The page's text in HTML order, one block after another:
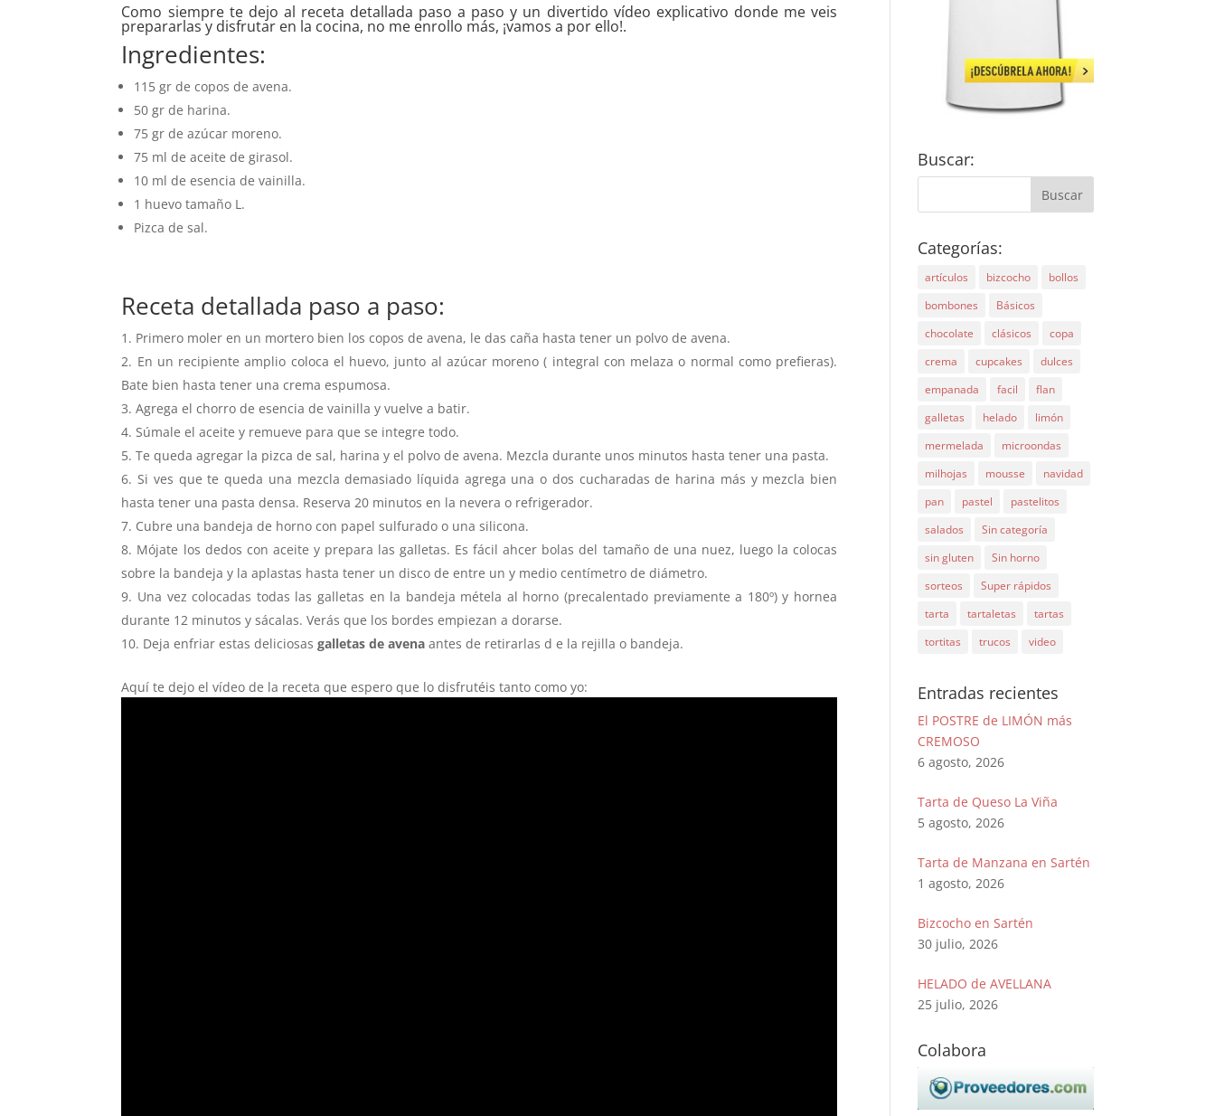
Como siempre te dejo al receta detallada paso a paso y un divertido vídeo explicativo donde me veis
prepararlas y disfrutar en la cocina, no me enrollo más, ¡vamos a por ello!.
Ingredientes:
115 gr de copos de avena.
50 gr de harina.
75 gr de azúcar moreno.
75 ml de aceite de girasol.
10 ml de esencia de vainilla.
1 huevo tamaño L.
Pizca de sal.
Receta detallada paso a paso:
Primero moler en un mortero bien los copos de avena, le das caña hasta tener un polvo de avena.
En un recipiente amplio coloca el huevo, junto al azúcar moreno ( integral con melaza o normal como prefieras).
Bate bien hasta tener una crema espumosa.
Agrega el chorro de esencia de vainilla y vuelve a batir.
Súmale el aceite y remueve para que se integre todo.
Te queda agregar la pizca de sal, harina y el polvo de avena. Mezcla durante unos minutos hasta tener una pasta.
Si ves que te queda una mezcla demasiado líquida agrega una o dos cucharadas de harina más y mezcla bien
hasta tener una pasta densa. Reserva 20 minutos en la nevera o refrigerador.
Cubre una bandeja de horno con papel sulfurado o una silicona.
Mójate los dedos con aceite y prepara las galletas. Es fácil ahcer bolas del tamaño de una nuez, luego la colocas
sobre la bandeja y la aplastas hasta tener un disco de entre un y medio centímetro de diámetro.
Una vez colocadas todas las galletas en la bandeja métela al horno (precalentado previamente a 180º) y hornea
durante 12 minutos y sácalas. Verás que los bordes empiezan a dorarse.
Deja enfriar estas deliciosas galletas de avena antes de retirarlas d e la rejilla o bandeja.
Aquí te dejo el vídeo de la receta que espero que lo disfrutéis tanto como yo:
Buscar:
Categorías:
artículos bizcocho
bollos
bombones
Básicos
chocolate
clásicos
copa
crema
cupcakes
dulces
empanada
facil
flan
galletas
helado
limón
mermelada
microondas
milhojas
mousse
navidad
pan
pastel
pastelitos
salados
Sin categoría
sin gluten
Sin horno
sorteos
Super rápidos
tarta
tartaletas
tartas
tortitas
trucos video
Entradas recientes
El POSTRE de LIMÓN más
CREMOSO
6 agosto, 2026
Tarta de Queso La Viña
5 agosto, 2026
Tarta de Manzana en Sartén
1 agosto, 2026
Bizcocho en Sartén
30 julio, 2026
HELADO de AVELLANA
25 julio, 2026
Colabora